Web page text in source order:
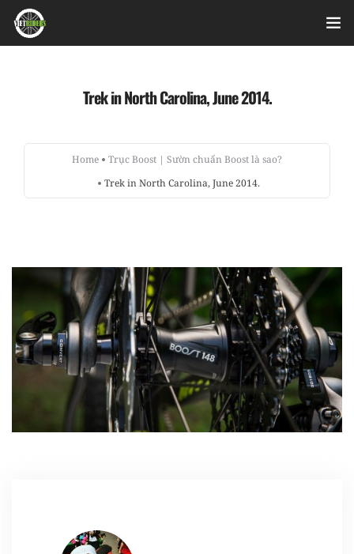
Nhật ký sửa chữa
About
Login
Trek in North Carolina, June 2014.
Home
Trục Boost | Sườn chuẩn Boost là sao?
Trek in North Carolina, June 2014.